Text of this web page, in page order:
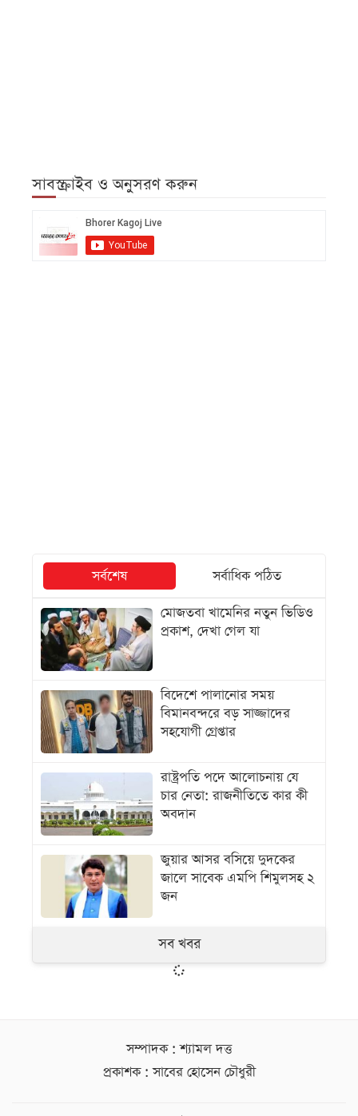
সাবস্ক্রাইব ও অনুসরণ করুন
সর্বশেষ
সর্বাধিক পঠিত
মোজতবা খামেনির নতুন ভিডিও
প্রকাশ, দেখা গেল যা
বিদেশে পালানোর সময়
বিমানবন্দরে বড় সাজ্জাদের
সহযোগী গ্রেপ্তার
রাষ্ট্রপতি পদে আলোচনায় যে
চার নেতা: রাজনীতিতে কার কী
অবদান
জুয়ার আসর বসিয়ে দুদকের
জালে সাবেক এমপি শিমুলসহ ২
জন
সব খবর
সম্পাদক : শ্যামল দত্ত
প্রকাশক : সাবের হোসেন চৌধুরী